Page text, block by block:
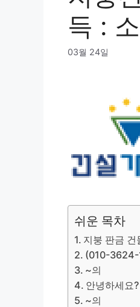
득 :
03월 24일
쉬운 목차
지붕 판금 건
(010-
~의
안녕하세요?
~의